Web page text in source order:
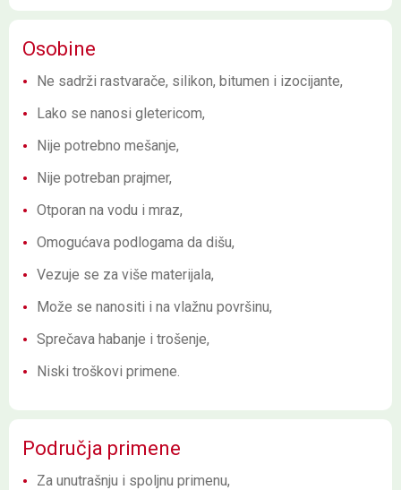
Osobine
Ne sadrži rastvarače, silikon, bitumen i izocijante,
Lako se nanosi gletericom,
Nije potrebno mešanje,
Nije potreban prajmer,
Otporan na vodu i mraz,
Omogućava podlogama da dišu,
Vezuje se za više materijala,
Može se nanositi i na vlažnu površinu,
Sprečava habanje i trošenje,
Niski troškovi primene.
Područja primene
Za unutrašnju i spoljnu primenu,